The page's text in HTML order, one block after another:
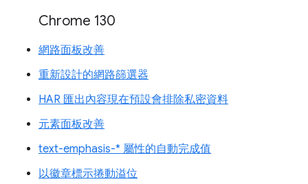
Chrome 130
網路面板改善
重新設計的網路篩選器
HAR 匯出內容現在預設會排除私密資料
元素面板改善
text-emphasis-* 屬性的自動完成值
以徽章標示捲動溢位